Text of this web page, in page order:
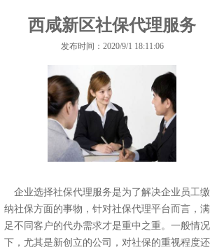
西咸新区社保代理服务
发布时间：2020/9/1 18:11:06
企业选择社保代理服务是为了解决企业员工缴
纳社保方面的事物，针对社保代理平台而言，满
足不同客户的代办需求才是重中之重。一般情况
下，尤其是新创立的公司，对社保的重视程度还